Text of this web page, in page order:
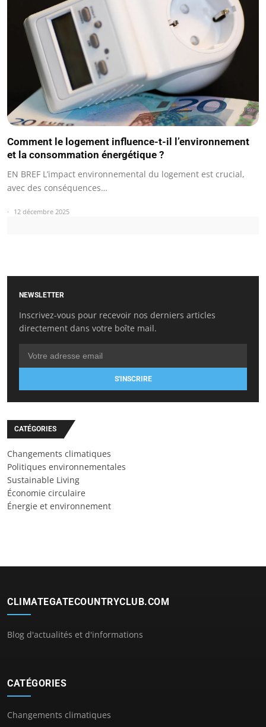
Comment le logement influence-t-il l’environnement
et la consommation énergétique ?
EN BREF L’impact environnemental du logement est crucial,
avec des conséquences…
12 décembre 2025
NEWSLETTER
Inscrivez-vous pour recevoir nos derniers articles
directement dans votre boîte mail.
S'INSCRIRE
CATÉGORIES
Changements climatiques
Politiques environnementales
Sustainable Living
Économie circulaire
Énergie et environnement
CLIMATEGATECOUNTRYCLUB.COM
Blog d'actualités et d'informations
CATÉGORIES
Changements climatiques